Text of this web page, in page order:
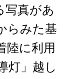
写真があ
らみた基
陸に利用
灯」越し